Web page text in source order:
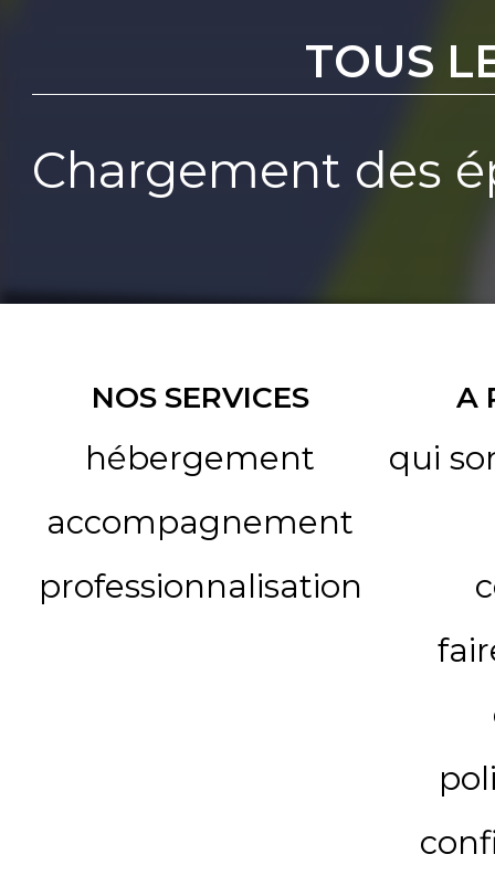
TOUS
Chargement des
NOS SERVICES
hébergement
accompagnement
professionnalisation
A
qui